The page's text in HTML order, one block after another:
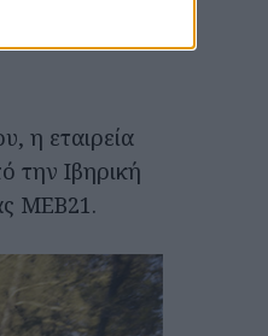
η εταιρεία
την Ιβηρική
MEB21.